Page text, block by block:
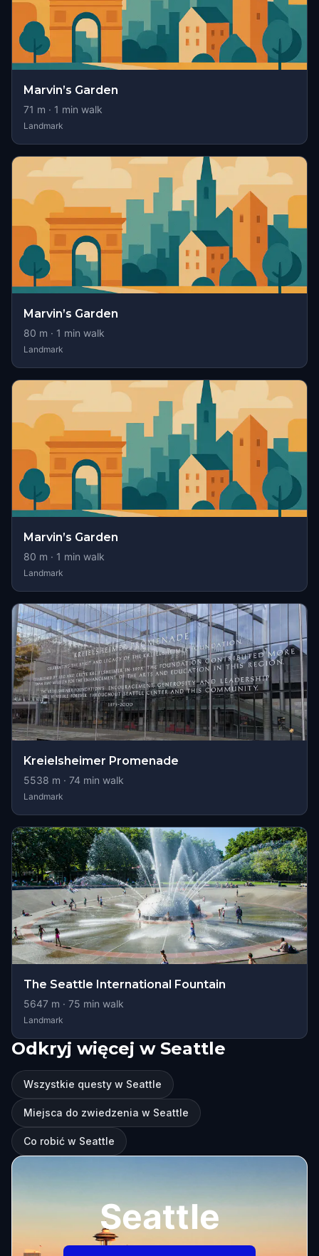
Marvin’s Garden
71 m · 1 min walk
Landmark
Marvin’s Garden
80 m · 1 min walk
Landmark
Marvin’s Garden
80 m · 1 min walk
Landmark
Kreielsheimer Promenade
5538 m · 74 min walk
Landmark
The Seattle International Fountain
5647 m · 75 min walk
Landmark
Odkryj więcej w Seattle
Wszystkie questy w Seattle
Miejsca do zwiedzenia w Seattle
Co robić w Seattle
Seattle